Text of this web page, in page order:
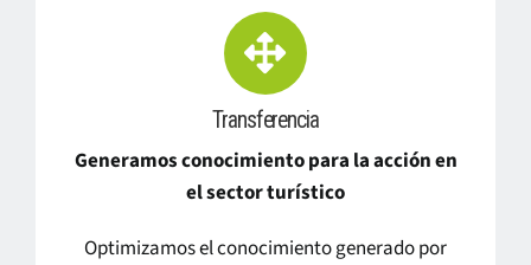
Transferencia
Generamos conocimiento para la acción en
el sector turístico
Optimizamos el conocimiento generado por